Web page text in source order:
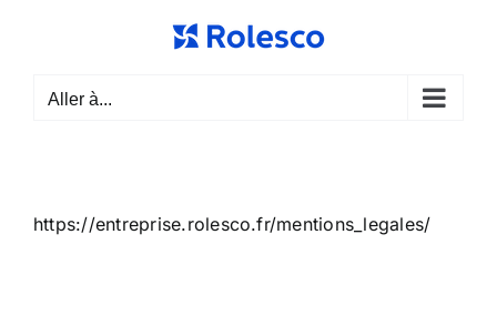
Aller à...
https://entreprise.rolesco.fr/mentions_legales/